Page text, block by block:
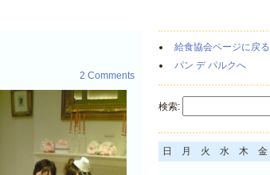
2 Comments
給食協会ページに戻る
パン デ パルクへ
検索:
日 月 火 水 木 金